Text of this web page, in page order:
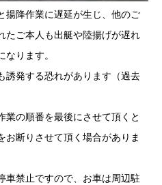
揚降作業に遅延が生じ、他のご
たご本人も出艇や陸揚げが遅れ
ります。
誘発する恐れがあります（過去
業の順番を最後にさせて頂くと
お断りさせて頂く場合がありま
車禁止ですので、お車は周辺駐